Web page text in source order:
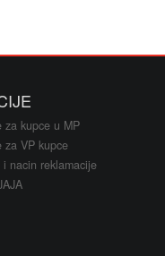
Satovi i oprema
Fiskalni sistemi/
za kupce u MP
za VP kupce
nacin reklamacije